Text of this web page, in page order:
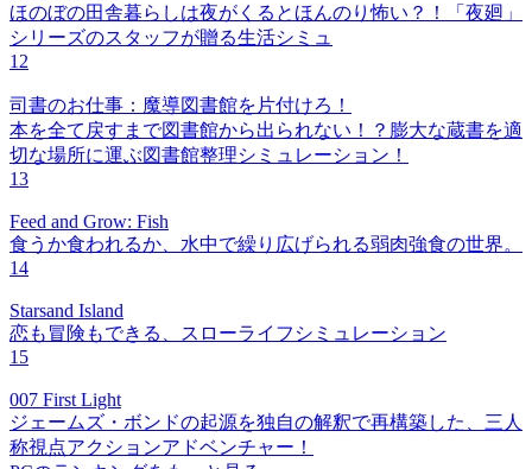
ほのぼの田舎暮らしは夜がくるとほんのり怖い？！「夜廻」
シリーズのスタッフが贈る生活シミュ
12
司書のお仕事：魔導図書館を片付けろ！
本を全て戻すまで図書館から出られない！？膨大な蔵書を適
切な場所に運ぶ図書館整理シミュレーション！
13
Feed and Grow: Fish
食うか食われるか、水中で繰り広げられる弱肉強食の世界。
14
Starsand Island
恋も冒険もできる、スローライフシミュレーション
15
007 First Light
ジェームズ・ボンドの起源を独自の解釈で再構築した、三人
称視点アクションアドベンチャー！